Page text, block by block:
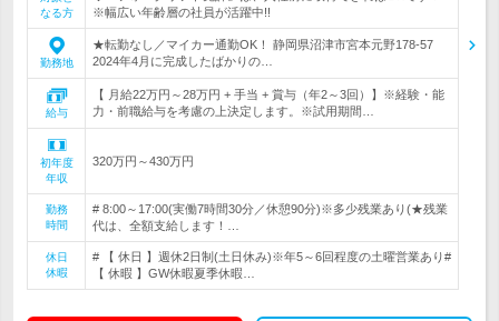
なる方
※幅広い年齢層の社員が活躍中!!
勤務地
★転勤なし／マイカー通勤OK！ 静岡県沼津市宮本元野178-57
2024年4月に完成したばかりの…
給与
【 月給22万円～28万円 + 手当 + 賞与（年2～3回）】※経験・能
力・前職給与を考慮の上決定します。※試用期間…
初年度
年収
320万円～430万円
勤務
時間
# 8:00～17:00(実働7時間30分／休憩90分)※多少残業あり(★残業
代は、全額支給します！…
休日
休暇
# 【 休日 】週休2日制(土日休み)※年5～6回程度の土曜営業あり#
【 休暇 】GW休暇夏季休暇…